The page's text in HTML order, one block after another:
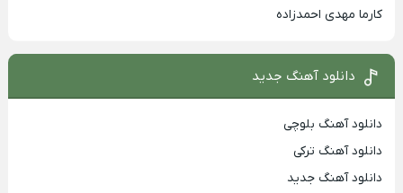
کارما مهدی احمدزاده
دانلود آهنگ جدید
دانلود آهنگ بلوچی
دانلود آهنگ ترکی
دانلود آهنگ جدید